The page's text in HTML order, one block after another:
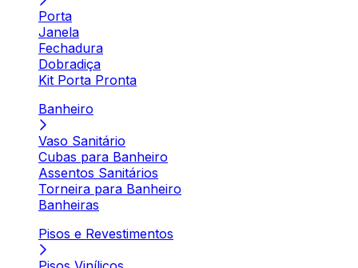
Porta
Janela
Fechadura
Dobradiça
Kit Porta Pronta
Banheiro
Vaso Sanitário
Cubas para Banheiro
Assentos Sanitários
Torneira para Banheiro
Banheiras
Pisos e Revestimentos